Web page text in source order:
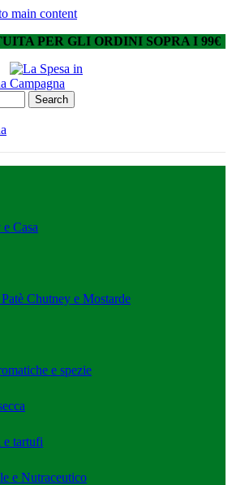
main content
PER GLI ORDINI SOPRA I 99€
Search
Casa
Chutney e Mostarde
e spezie
e tartufi
e Nutraceutico